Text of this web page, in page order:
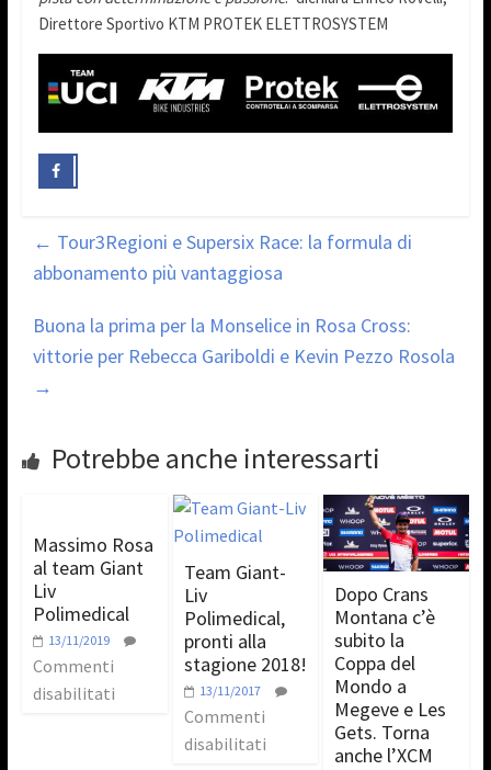
Direttore Sportivo KTM PROTEK ELETTROSYSTEM
← Tour3Regioni e Supersix Race: la formula di
abbonamento più vantaggiosa
Buona la prima per la Monselice in Rosa Cross:
vittorie per Rebecca Gariboldi e Kevin Pezzo Rosola
→
Potrebbe anche interessarti
Massimo Rosa
al team Giant
Liv
Polimedical
13/11/2019
Commenti
disabilitati
Team Giant-
Liv
Polimedical,
pronti alla
stagione 2018!
13/11/2017
Commenti
disabilitati
Dopo Crans
Montana c’è
subito la
Coppa del
Mondo a
Megeve e Les
Gets. Torna
anche l’XCM